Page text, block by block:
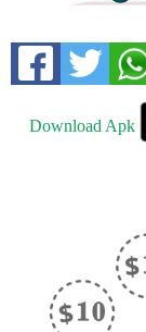
Download Apk